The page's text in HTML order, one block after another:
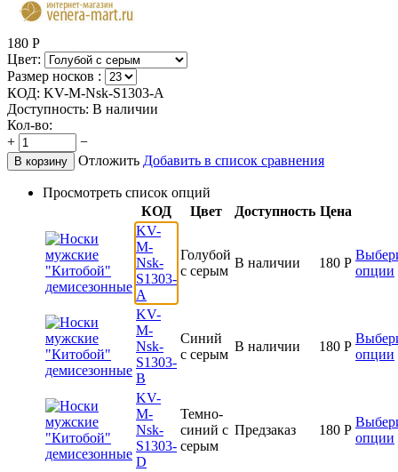
180 Р
Цвет:
Размер носков :
КОД: KV-M-Nsk-S1303-A
Доступность: В наличии
Кол-во:
+
−
В корзину Отложить Добавить в список сравнения
Просмотреть список опций
КОД
Цвет Доступность Цена
KV-
M-
Nsk-
S1303-
A
Голубой
с серым
В наличии 180 Р
опции
KV-
M-
Nsk-
S1303-
B
Синий
с серым
В наличии 180 Р
опции
KV-
M-
Nsk-
S1303-
D
Темно-
синий с
серым
Предзаказ 180 Р
опции